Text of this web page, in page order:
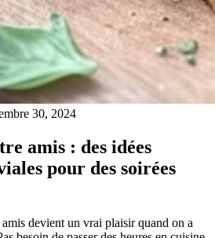
30, 2024
amis : des idées
pour des soirées
devient un vrai plaisir quand on a